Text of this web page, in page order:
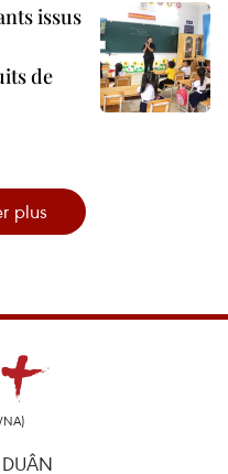
issus
de
plus